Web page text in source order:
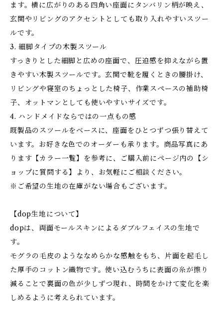
ます。横に広がりのある四角い座面にタンバリン柄が映え、
玄関やリビングのアクセントとしても取り入れやすいスツー
ルです。
3. 細脚タイプの木製スツール
すっきりとした細脚と広めの座面で、圧迫感を抑えながら置
きやすい木製スツールです。玄関で靴を履くときの腰掛け、
リビングや寝室のちょっとした椅子、作業スペースの補助椅
子、オットマンとしても使いやすいサイズです。
4. ハンドメイドならではの一点もの感
既製品のスツールをベースに、座面をひとつずつ張り替えて
います。お好きな色でのオーダーも承ります。商品写真にあ
ります【カラー一覧】を参考に、ご購入前にページ内の【シ
ョップに質問する】より、お気軽にご相談ください。
※ご希望の生地の在庫がない場合もございます。
【dop生地について】
dopは、両面モールスキンによるダブルフェイスの生地で
す。
モグラの毛皮のようななめらかな感触をもち、片面を起毛し
た厚手のコットン織物です。使い込むうちに表面の糸が擦り
減ることで裏面の色が少しずつ現れ、時間をかけて変化を楽
しめるように考えられています。